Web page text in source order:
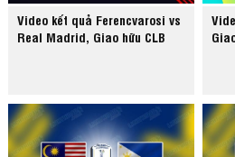
Video kết quả Ferencvarosi vs
Real Madrid, Giao hữu CLB